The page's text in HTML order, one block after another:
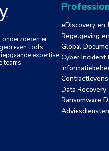
en
tools,
expertise
teams.
eDiscovery en
Regelgeving
Global
Cyber Incident
Data Recovery
Ransomware
Adviesdiensten